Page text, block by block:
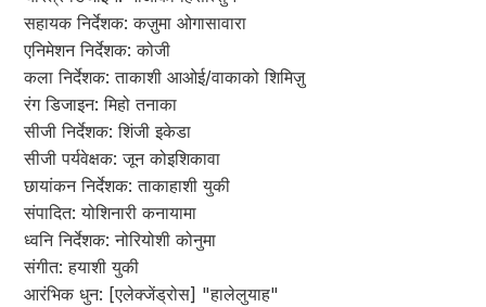
सहायक निर्देशक: कज़ुमा ओगासावारा
एनिमेशन निर्देशक: कोजी
कला निर्देशक: ताकाशी आओई/वाकाको शिमिज़ु
रंग डिजाइन: मिहो तनाका
सीजी निर्देशक: शिंजी इकेडा
सीजी पर्यवेक्षक: जून कोइशिकावा
छायांकन निर्देशक: ताकाहाशी युकी
संपादित: योशिनारी कनायामा
ध्वनि निर्देशक: नोरियोशी कोनुमा
संगीत: हयाशी युकी
आरंभिक धुन: [एलेक्जेंड्रोस] "हालेलुयाह"